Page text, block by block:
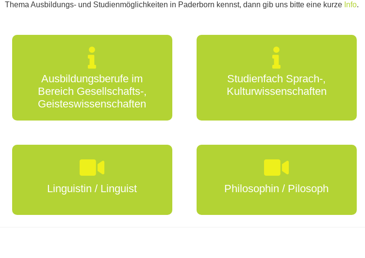
Thema Ausbildungs- und Studienmöglichkeiten in Paderborn kennst, dann gib uns bitte eine kurze Info.
Ausbildungsberufe im
Bereich Gesellschafts-,
Geisteswissenschaften
Studienfach Sprach-,
Kulturwissenschaften
Linguistin / Linguist Philosophin / Pilosoph